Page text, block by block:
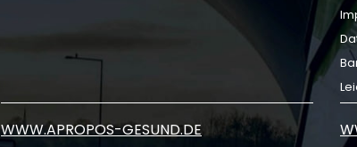
WWW.APROPOS-GESUND.DE